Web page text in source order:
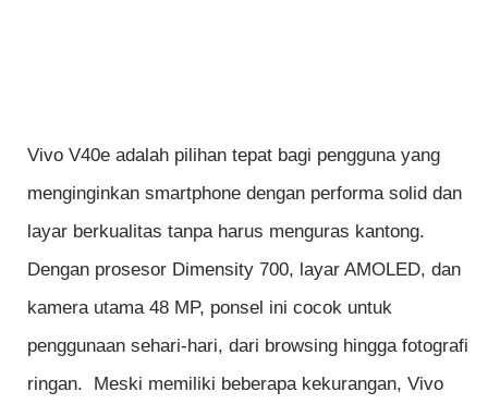
Vivo V40e adalah pilihan tepat bagi pengguna yang
menginginkan smartphone dengan performa solid dan
layar berkualitas tanpa harus menguras kantong.
Dengan prosesor Dimensity 700, layar AMOLED, dan
kamera utama 48 MP, ponsel ini cocok untuk
penggunaan sehari-hari, dari browsing hingga fotografi
ringan. Meski memiliki beberapa kekurangan, Vivo